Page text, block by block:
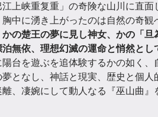
上峡重复重」の奇険な山川に直面
中に湧き上がったのは自然の奇
かの楚王の夢に見し神女、かの「
無依、理想幻滅の運命と悄然とし
台を遊ぶを追体験するかの如く、
となし、神話と現実、歴史と個人
、凄婉にして動人なる『巫山曲』